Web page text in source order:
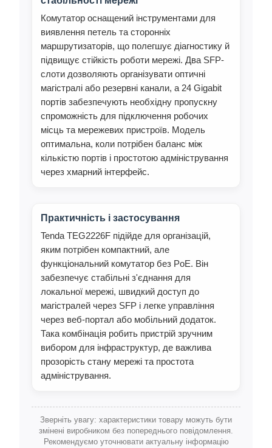
Комутатор оснащений інструментами для
виявлення петель та сторонніх
маршрутизаторів, що полегшує діагностику й
підвищує стійкість роботи мережі. Два SFP-
слоти дозволяють організувати оптичні
магістралі або резервні канали, а 24 Gigabit
портів забезпечують необхідну пропускну
спроможність для підключення робочих
місць та мережевих пристроїв. Модель
оптимальна, коли потрібен баланс між
кількістю портів і простотою адміністрування
через хмарний інтерфейс.
Практичність і застосування
Tenda TEG2226F підійде для організацій,
яким потрібен компактний, але
функціональний комутатор без PoE. Він
забезпечує стабільні з'єднання для
локальної мережі, швидкий доступ до
магістралей через SFP і легке управління
через веб-портал або мобільний додаток.
Така комбінація робить пристрій зручним
вибором для інфраструктур, де важлива
прозорість стану мережі та простота
адміністрування.
Зверніть увагу: характеристики товару можуть бути
змінені виробником без попереднього повідомлення.
Рекомендуємо уточнювати актуальну інформацію